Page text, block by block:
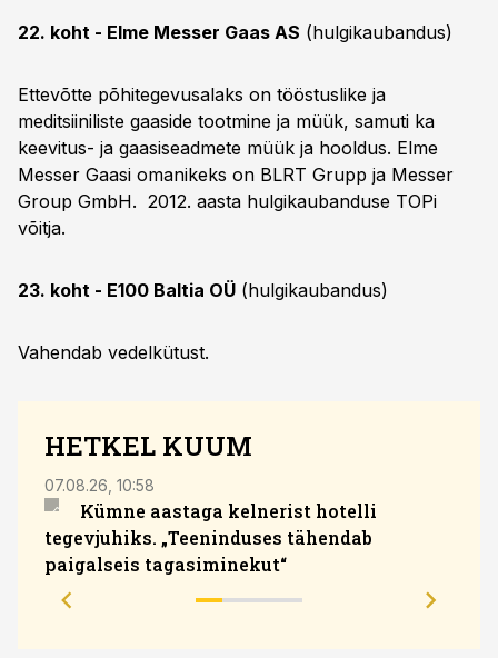
22. koht - Elme Messer Gaas AS (hulgikaubandus)
Ettevõtte põhitegevusalaks on tööstuslike ja
meditsiiniliste gaaside tootmine ja müük, samuti ka
keevitus- ja gaasiseadmete müük ja hooldus. Elme
Messer Gaasi omanikeks on BLRT Grupp ja Messer
Group GmbH. 2012. aasta hulgikaubanduse TOPi
võitja.
23. koht - E100 Baltia OÜ (hulgikaubandus)
Vahendab vedelkütust.
HETKEL KUUM
07.08.26, 10:58
Kümne aastaga kelnerist hotelli
tegevjuhiks. „Teeninduses tähendab
paigalseis tagasiminekut“